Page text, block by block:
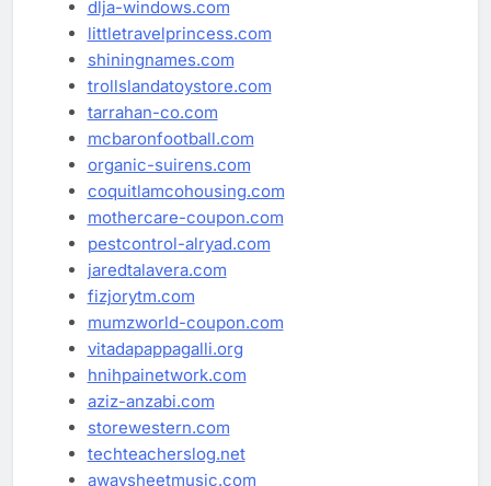
dlja-windows.com
littletravelprincess.com
shiningnames.com
trollslandatoystore.com
tarrahan-co.com
mcbaronfootball.com
organic-suirens.com
coquitlamcohousing.com
mothercare-coupon.com
pestcontrol-alryad.com
jaredtalavera.com
fizjorytm.com
mumzworld-coupon.com
vitadapappagalli.org
hnihpainetwork.com
aziz-anzabi.com
storewestern.com
techteacherslog.net
awaysheetmusic.com